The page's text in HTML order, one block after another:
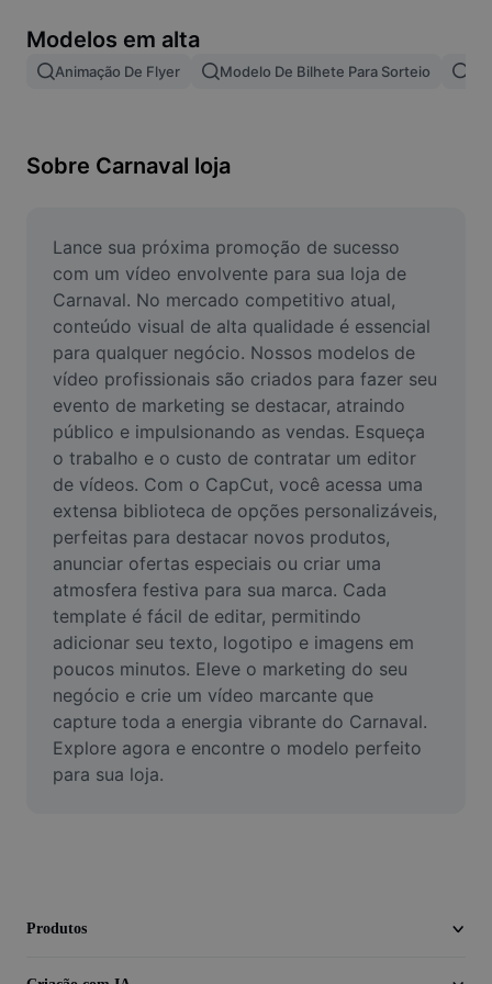
Mesclar imagens
Redimensionar Imagem
Criador de Memes
AI Text Remover
AI People Remover
AI Inpainting
Face Cutout
Vídeo
Remover plano de fundo de vídeo
Aprimorar qualidade
Editor de Video
Cortar Vídeo
Adicionar Legendas ao Vídeo
Converter Video
Modelos em alta
Animação De Flyer Modelo De Bilhete Para Sorteio
Sobre Carnaval loja
Lance sua próxima promoção de sucesso
com um vídeo envolvente para sua loja de
Carnaval. No mercado competitivo atual,
conteúdo visual de alta qualidade é essencial
para qualquer negócio. Nossos modelos de
vídeo profissionais são criados para fazer seu
evento de marketing se destacar, atraindo
público e impulsionando as vendas. Esqueça
o trabalho e o custo de contratar um editor
de vídeos. Com o CapCut, você acessa uma
extensa biblioteca de opções personalizáveis,
perfeitas para destacar novos produtos,
anunciar ofertas especiais ou criar uma
atmosfera festiva para sua marca. Cada
template é fácil de editar, permitindo
adicionar seu texto, logotipo e imagens em
poucos minutos. Eleve o marketing do seu
negócio e crie um vídeo marcante que
capture toda a energia vibrante do Carnaval.
Explore agora e encontre o modelo perfeito
para sua loja.
Produtos